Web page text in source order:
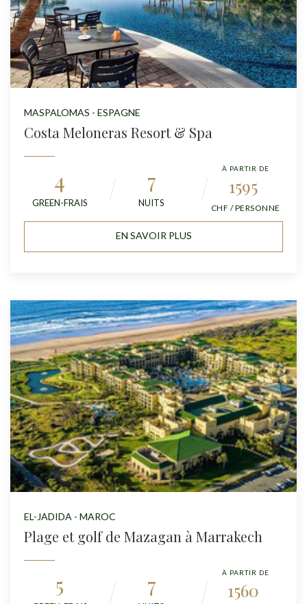
MASPALOMAS - ESPAGNE
Costa Meloneras Resort & Spa
4
GREEN-FRAIS
7
NUITS
À PARTIR DE
1595
CHF / PERSONNE
EN SAVOIR PLUS
EL-JADIDA - MAROC
Plage et golf de Mazagan à Marrakech
5 7 À PARTIR DE
1560